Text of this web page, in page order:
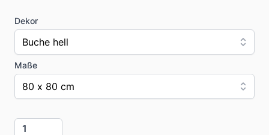
Dekor
Buche hell
Maße
80 x 80 cm
Menge